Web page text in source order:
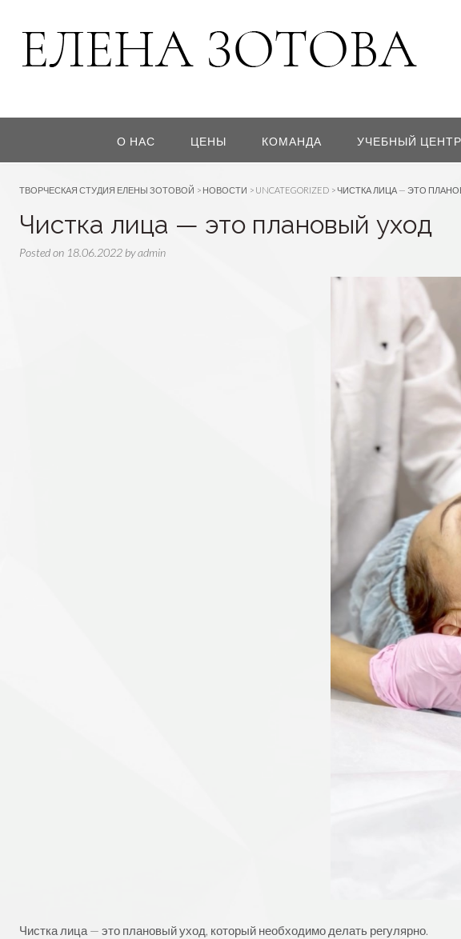
О НАС ЦЕНЫ КОМАНДА УЧЕБНЫЙ ЦЕНТР
ТВОРЧЕСКАЯ СТУДИЯ ЕЛЕНЫ ЗОТОВОЙ > НОВОСТИ > UNCATEGORIZED > ЧИСТКА ЛИЦА — ЭТО
Чистка лица — это плановый уход
Posted on 18.06.2022 byadmin
Чистка лица — это плановый уход, который необходимо делать регулярно.